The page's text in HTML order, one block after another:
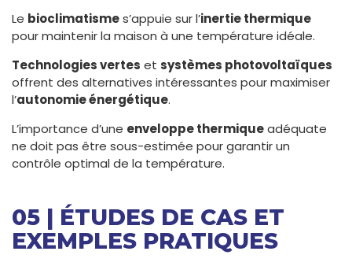
Le bioclimatismes’appuie sur l’inertie thermique
pour maintenir la maison à une température idéale.
Technologies vertes et systèmes photovoltaïques
offrent des alternatives intéressantes pour maximiser
l’autonomie énergétique.
L’importance d’une enveloppe thermiqueadéquate
ne doit pas être sous-estimée pour garantir un
contrôle optimal de la température.
05 | ÉTUDES DE CAS ET
EXEMPLES PRATIQUES